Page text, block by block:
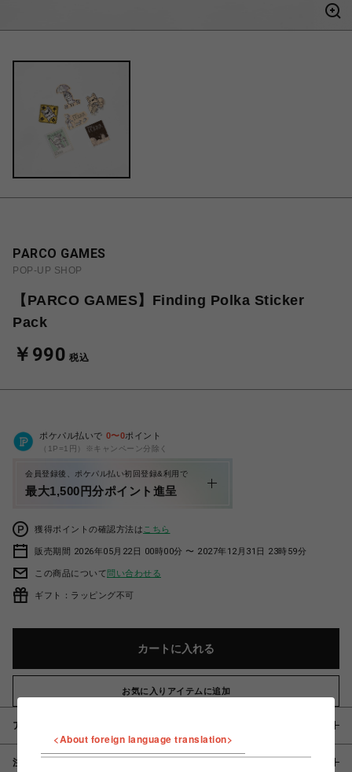
PARCO GAMES
POP-UP SHOP
【PARCO GAMES】Finding Polka Sticker
Pack
￥990 税込
ポケパル払いで 0〜0ポイント
（1P=1円）※キャンペーン分除く
会員登録後、ポケパル払い初回登録&利用で
最大1,500円分ポイント進呈
獲得ポイントの確認方法は こちら
販売期間 2026年05月22日 00時00分 〜 2027年12月31日 23時59分
この商品について問い合わせる
ギフト：ラッピング不可
カートに入れる
お気に入りアイテムに追加
アイテム説明 / 素材
注意事項
<About foreign language translation>